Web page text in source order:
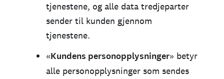
tjenestene, og alle data tredjeparter
sender til kunden gjennom
tjenestene.
«Kundens personopplysninger» betyr
alle personopplysninger som sendes